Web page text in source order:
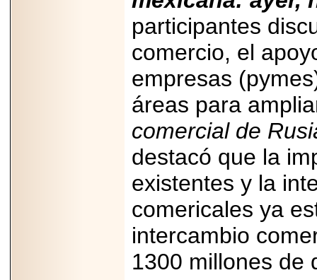
participantes
comercio, el
empresas
áreas para
comercial de
destacó que la
existentes y la
comericales ya
intercambio
1300 millones de